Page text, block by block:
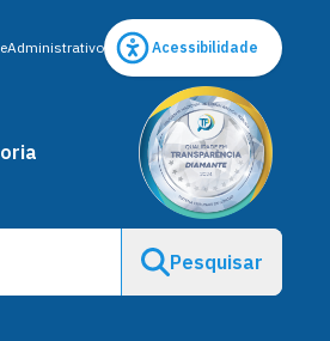
Administrativo Acessibilidade
Pesquisar